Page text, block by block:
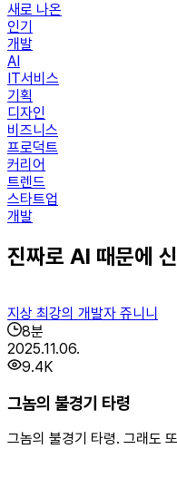
새로 나온
인기
개발
AI
IT서비스
기획
디자인
비즈니스
프로덕트
커리어
트렌드
스타트업
개발
진짜로 AI 때문에
지상 최강의 개발자 쥬니니
8분
2025.11.06.
9.4K
그놈의 불경기 타령
그놈의 불경기 타령. 그래도